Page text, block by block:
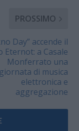
PROSSIMO
Day” accende il
Eternot: a Casale
Monferrato una
giornata di musica
elettronica e
aggregazione